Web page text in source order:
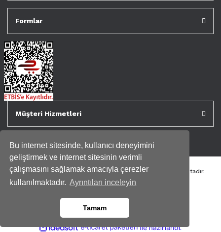
Bu internet sitesinde, kullanıcı deneyimini
geliştirmek ve internet sitesinin verimli
çalışmasını sağlamak amacıyla çerezler
kullanılmaktadır. Ayrıntıları inceleyin
Tamam
Formlar
Müşteri Hizmetleri
Tüm kredi kartı bilgileriniz 256bit SSL Sertifikası ile korunmaktadır.
Genispencere.com Tüm Hakları Saklıdır.
ideasoft e- ile